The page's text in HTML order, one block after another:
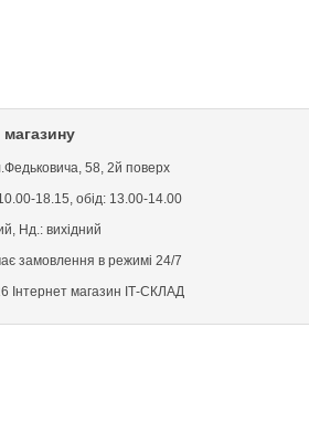
магазину
58, 2й поверх
18.15, обід: 13.00-14.00
Нд.: вихідний
замовлення в режимі 24/7
Інтернет магазин ІТ-СКЛАД